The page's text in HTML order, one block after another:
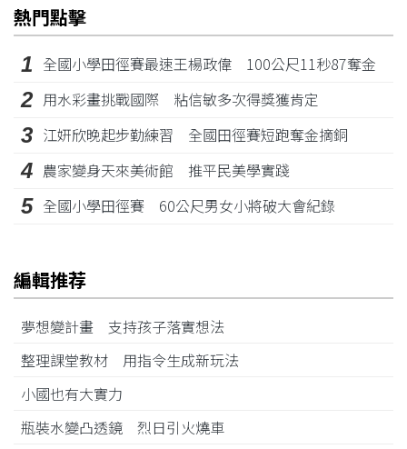
熱門點擊
1 全國小學田徑賽最速王楊政偉 100公尺11秒87奪金
2 用水彩畫挑戰國際 粘信敏多次得獎獲肯定
3 江姸欣晚起步勤練習 全國田徑賽短跑奪金摘銅
4 農家變身天來美術館 推平民美學實踐
5 全國小學田徑賽 60公尺男女小將破大會紀錄
編輯推荐
夢想變計畫 支持孩子落實想法
整理課堂教材 用指令生成新玩法
小國也有大實力
瓶裝水變凸透鏡 烈日引火燒車